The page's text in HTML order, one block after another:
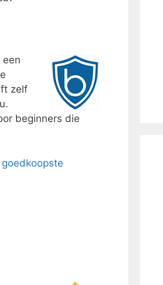
een
zelf
beginners die
goedkoopste